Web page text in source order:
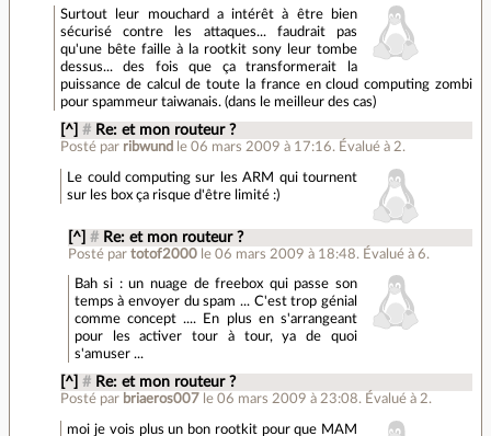
Surtout leur mouchard a intérêt à être bien
sécurisé contre les attaques... faudrait pas
qu'une bête faille à la rootkit sony leur tombe
dessus... des fois que ça transformerait la
puissance de calcul de toute la france en cloud computing zombi
pour spammeur taiwanais. (dans le meilleur des cas)
[^] # Re: et mon routeur ?
Posté par ribwund le 06 mars 2009 à 17:16. Évalué à 2.
Le could computing sur les ARM qui tournent
sur les box ça risque d'être limité :)
[^] # Re: et mon routeur ?
Posté par totof2000 le 06 mars 2009 à 18:48. Évalué à 6.
Bah si : un nuage de freebox qui passe son
temps à envoyer du spam ... C'est trop génial
comme concept .... En plus en s'arrangeant
pour les activer tour à tour, ya de quoi
s'amuser ...
[^] # Re: et mon routeur ?
Posté par briaeros007 le 06 mars 2009 à 23:08. Évalué à 2.
moi je vois plus un bon rootkit pour que MAM